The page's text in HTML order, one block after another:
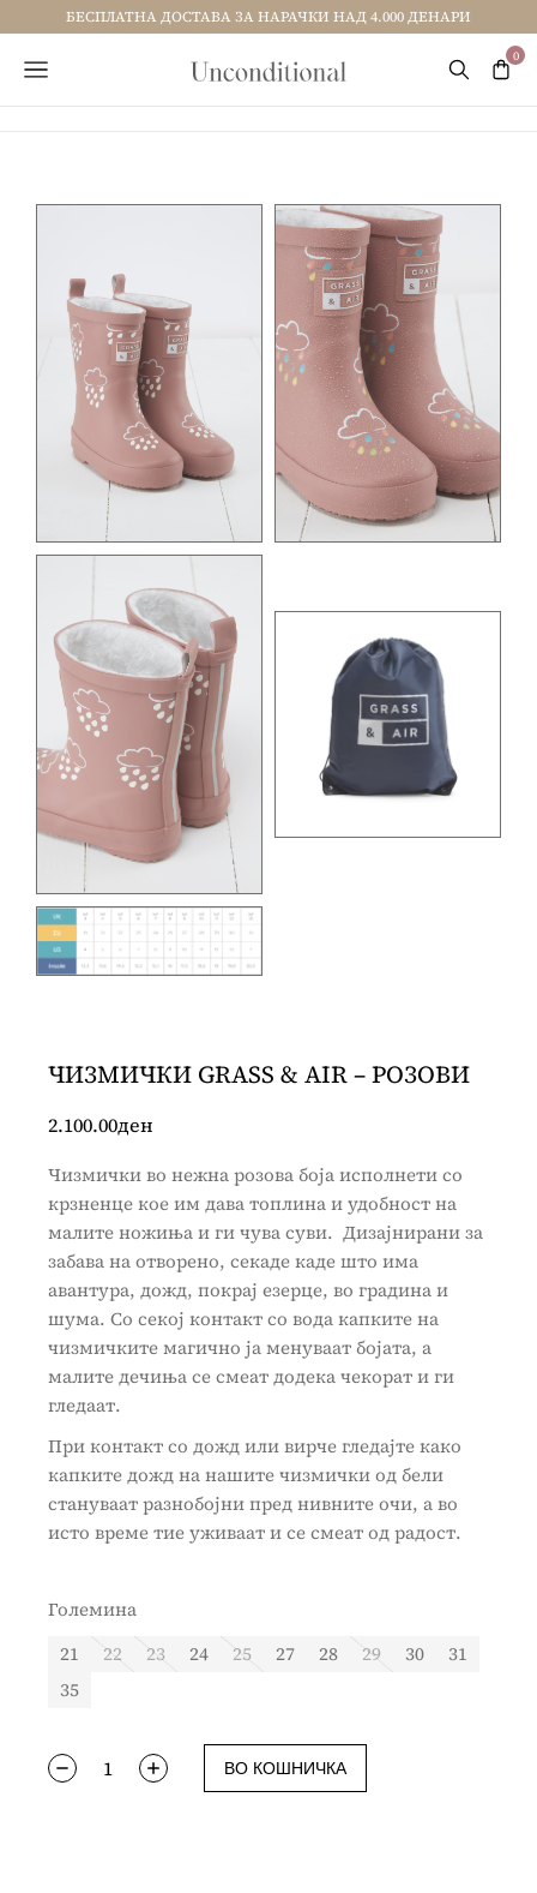
БЕСПЛАТНА ДОСТАВА ЗА НАРАЧКИ НАД 4.000 ДЕНАРИ
ЧИЗМИЧКИ GRASS & AIR – РОЗОВИ
2.100.00ден
Чизмички во нежна розова боја исполнети со
крзненце кое им дава топлина и удобност на
малите ножиња и ги чува суви. Дизајнирани за
забава на отворено, секаде каде што има
авантура, дожд, покрај езерце, во градина и
шума. Со секој контакт со вода капките на
чизмичките магично ја менуваат бојата, а
малите дечиња се смеат додека чекорат и ги
гледаат.
При контакт со дожд или вирче гледајте како
капките дожд на нашите чизмички од бели
стануваат разнобојни пред нивните очи, а во
исто време тие уживаат и се смеат од радост.
Големина
21
22 23 24 25 27 28 29 30
31
35
ВО КОШНИЧКА